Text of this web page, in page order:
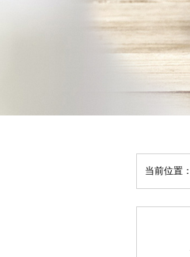
当前位置：